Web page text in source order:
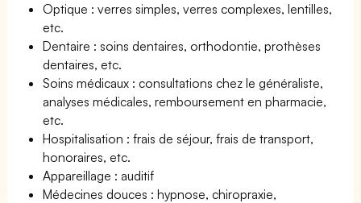
Optique : verres simples, verres complexes, lentilles,
etc.
Dentaire : soins dentaires, orthodontie, prothèses
dentaires, etc.
Soins médicaux : consultations chez le généraliste,
analyses médicales, remboursement en pharmacie,
etc.
Hospitalisation : frais de séjour, frais de transport,
honoraires, etc.
Appareillage : auditif
Médecines douces : hypnose, chiropraxie,